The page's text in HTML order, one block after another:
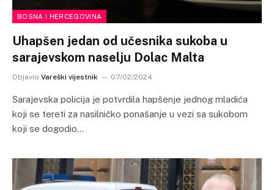
BOSNA I HERCEGOVINA
Uhapšen jedan od učesnika sukoba u
sarajevskom naselju Dolac Malta
Objavio Vareški vijestnik 07/02/2024
Sarajevska policija je potvrdila hapšenje jednog mladića
koji se tereti za nasilničko ponašanje u vezi sa sukobom
koji se dogodio…